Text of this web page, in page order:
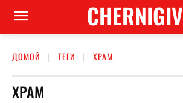
CHERNIGIV
ДОМОЙ ТЕГИ ХРАМ
ХРАМ